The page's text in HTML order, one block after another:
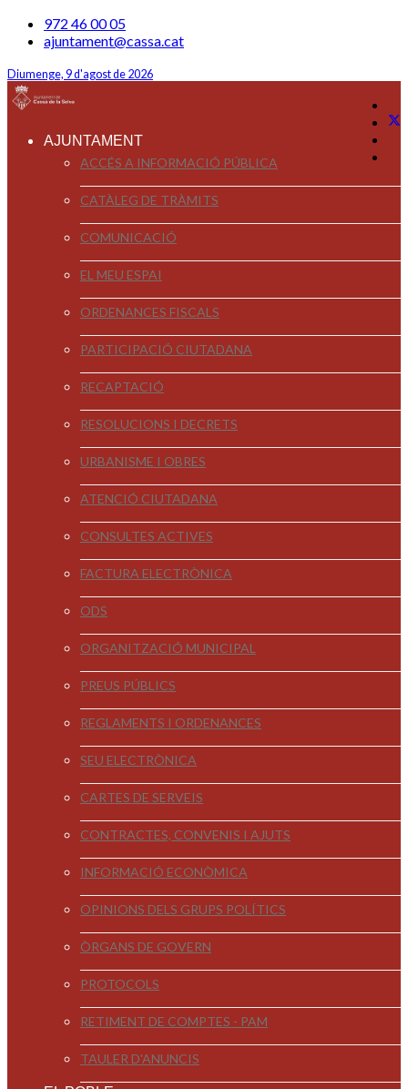
972 46 00 05
ajuntament@cassa.cat
Diumenge, 9 d'agost de 2026
AJUNTAMENT
ACCÉS A INFORMACIÓ PÚBLICA
CATÀLEG DE TRÀMITS
COMUNICACIÓ
EL MEU ESPAI
ORDENANCES FISCALS
PARTICIPACIÓ CIUTADANA
RECAPTACIÓ
RESOLUCIONS I DECRETS
URBANISME I OBRES
ATENCIÓ CIUTADANA
CONSULTES ACTIVES
FACTURA ELECTRÒNICA
ODS
ORGANITZACIÓ MUNICIPAL
PREUS PÚBLICS
REGLAMENTS I ORDENANCES
SEU ELECTRÒNICA
CARTES DE SERVEIS
CONTRACTES, CONVENIS I AJUTS
INFORMACIÓ ECONÒMICA
OPINIONS DELS GRUPS POLÍTICS
ÒRGANS DE GOVERN
PROTOCOLS
RETIMENT DE COMPTES - PAM
TAULER D'ANUNCIS